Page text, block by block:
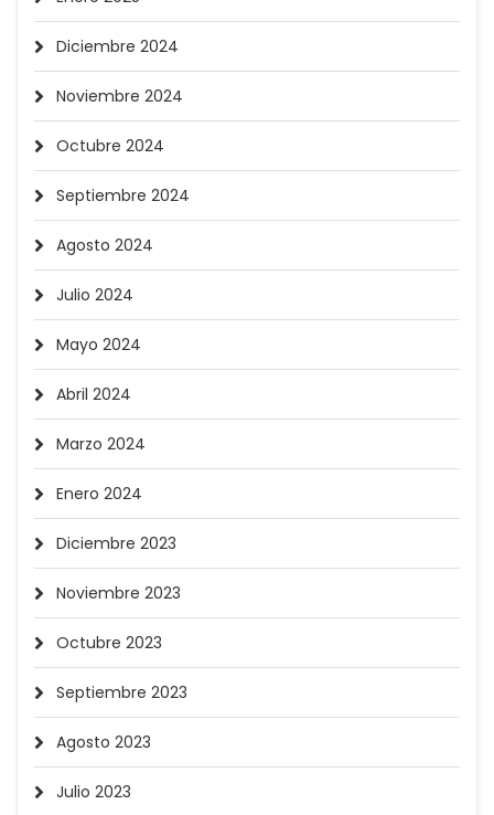
Diciembre 2024
Noviembre 2024
Octubre 2024
Septiembre 2024
Agosto 2024
Julio 2024
Mayo 2024
Abril 2024
Marzo 2024
Enero 2024
Diciembre 2023
Noviembre 2023
Octubre 2023
Septiembre 2023
Agosto 2023
Julio 2023